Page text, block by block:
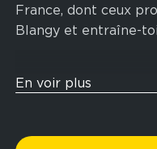
France, dont ceux
Blangy et entraîne-
En voir plus
Tu veux t’entraîner
cross-training sont
la compétition Hyrox